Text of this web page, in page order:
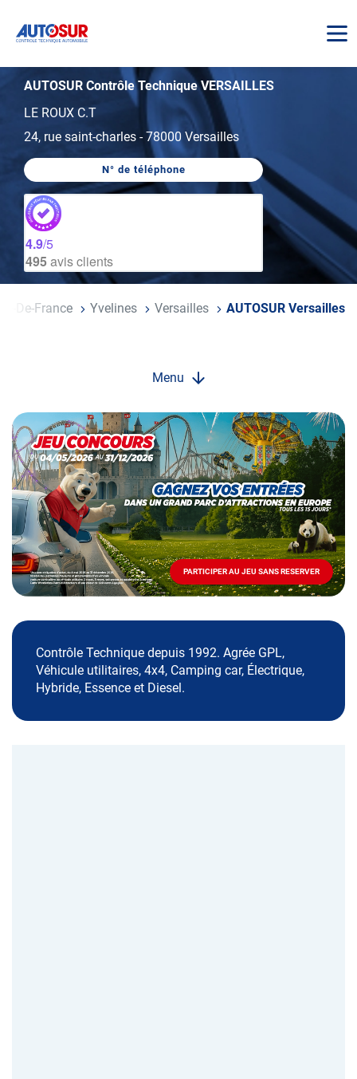
AUTOSUR Contrôle Technique VERSAILLES
LE ROUX C.T
24, rue saint-charles -78000 Versailles
N° de téléphone
AFFICHER
LE
VERSAILLES
4.9/5
495avis clients
Île-De-France Yvelines Versailles AUTOSUR Versailles
Menu
Opération
spéciale
Mai
-
Décembre
2026
Locations
PARTICIPER AU JEU SANS RESERVER
PARTICIPER
AU
JEU
RESERVER
Contrôle Technique depuis 1992. Agrée GPL,
Véhicule utilitaires, 4x4, Camping car, Électrique,
Hybride, Essence et Diesel.